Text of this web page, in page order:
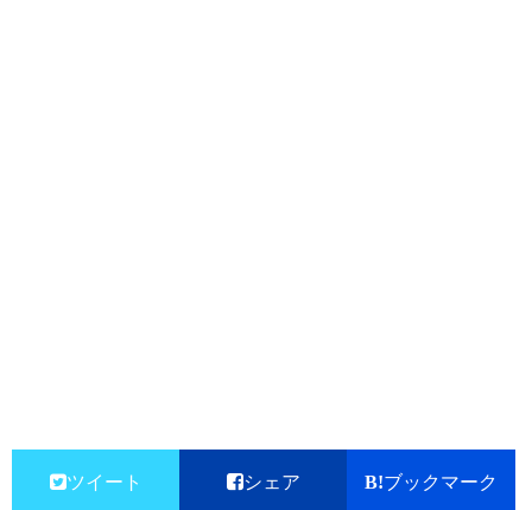
ツイート シェア ブックマーク